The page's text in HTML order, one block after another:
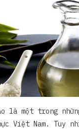
là một trong
Việt Nam. Tuy